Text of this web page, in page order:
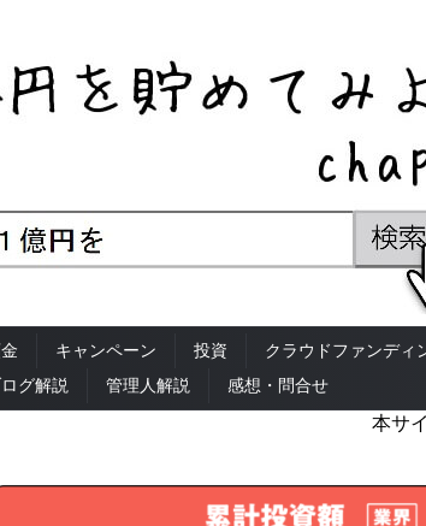
キャンペーン 投資 クラウドファンディ
グ解説 管理人解説 感想・問合せ
本サ